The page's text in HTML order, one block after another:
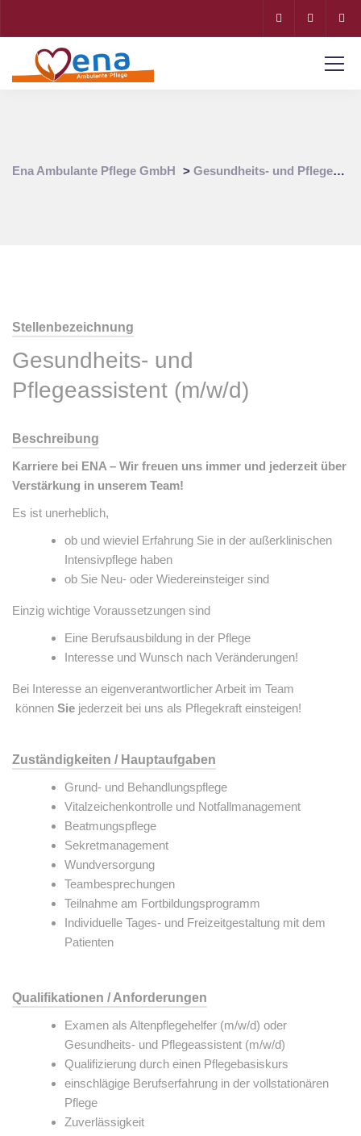
Ena Ambulante Pflege GmbH > Gesundheits- und Pflegeassistent (m/w/d)
Stellenbezeichnung
Gesundheits- und
Pflegeassistent (m/w/d)
Beschreibung
Karriere bei ENA – Wir freuen uns immer und jederzeit über
Verstärkung in unserem Team!
Es ist unerheblich,
ob und wieviel Erfahrung Sie in der außerklinischen
Intensivpflege haben
ob Sie Neu- oder Wiedereinsteiger sind
Einzig wichtige Voraussetzungen sind
Eine Berufsausbildung in der Pflege
Interesse und Wunsch nach Veränderungen!
Bei Interesse an eigenverantwortlicher Arbeit im Team
können Sie jederzeit bei uns als Pflegekraft einsteigen!
Zuständigkeiten / Hauptaufgaben
Grund- und Behandlungspflege
Vitalzeichenkontrolle und Notfallmanagement
Beatmungspflege
Sekretmanagement
Wundversorgung
Teambesprechungen
Teilnahme am Fortbildungsprogramm
Individuelle Tages- und Freizeitgestaltung mit dem
Patienten
Qualifikationen / Anforderungen
Examen als Altenpflegehelfer (m/w/d) oder
Gesundheits- und Pflegeassistent (m/w/d)
Qualifizierung durch einen Pflegebasiskurs
einschlägige Berufserfahrung in der vollstationären
Pflege
Zuverlässigkeit